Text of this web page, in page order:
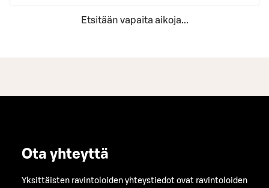
Etsitään vapaita aikoja...
Ota yhteyttä
Yksittäisten ravintoloiden yhteystiedot ovat ravintoloiden